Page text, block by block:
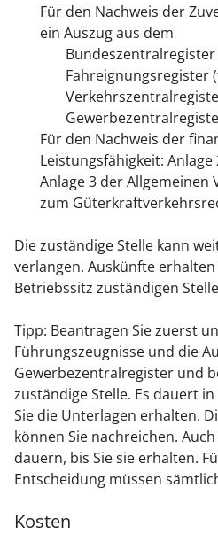
Für den Nachweis der
ein Auszug aus dem
Bundeszentralregister
Fahreignungsregister
Für den Nachweis der
Leistungsfähigkeit:
Anlage 3 der
zum
Die zuständige Stelle kann
verlangen. Auskünfte
Betriebssitz zuständigen
Tipp: Beantragen Sie zuerst
Führungszeugnisse und die
Gewerbezentralregister und
zuständige Stelle. Es dauert
Sie die Unterlagen erhalten.
können Sie nachreichen.
dauern, bis Sie sie erhalten.
Entscheidung müssen
Kosten